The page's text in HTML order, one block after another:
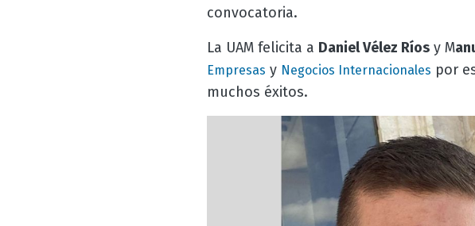
convocatoria.
La UAM felicita a Daniel Vélez Ríosy M
Empresas y Negocios Internacionales por
muchos éxitos.